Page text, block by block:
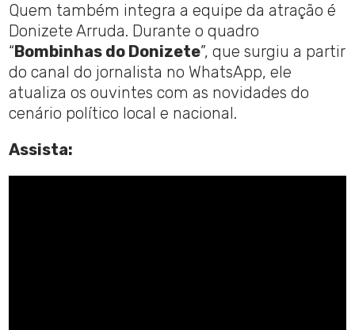
Quem também integra a equipe da atração é
Donizete Arruda. Durante o quadro
“ Bombinhas do Donizete”, que surgiu a partir
do canal do jornalista no WhatsApp, ele
atualiza os ouvintes com as novidades do
cenário político local e nacional.
Assista: